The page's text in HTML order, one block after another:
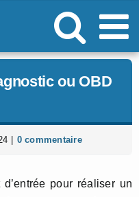
ou OBD
0 commentaire
pour réaliser un